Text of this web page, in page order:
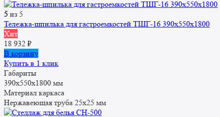
5 из 5
Тележка-шпилька для гастроемкостей ТШГ-16 390x550x1800
Хит
18 932 ₽
В корзину
Купить в 1 клик
Габариты
390x550x1800 мм
Материал каркаса
Нержавеющая труба 25x25 мм